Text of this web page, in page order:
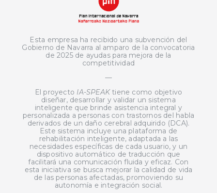
Esta empresa ha recibido una subvención del
Gobierno de Navarra al amparo de la convocatoria
de 2025 de ayudas para mejora de la
competitividad
—
El proyecto IA-SPEAKtiene como objetivo
diseñar, desarrollar y validar un sistema
inteligente que brinde asistencia integral y
personalizada a personas con trastornos del habla
derivados de un daño cerebral adquirido (DCA).
Este sistema incluye una plataforma de
rehabilitación inteligente, adaptada a las
necesidades específicas de cada usuario, y un
dispositivo automático de traducción que
facilitará una comunicación fluida y eficaz. Con
esta iniciativa se busca mejorar la calidad de vida
de las personas afectadas, promoviendo su
autonomía e integración social.